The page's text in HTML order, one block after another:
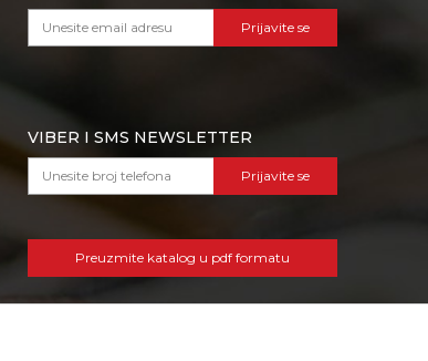
Prijavite se
VIBER I SMS NEWSLETTER
Prijavite se
Preuzmite katalog u pdf formatu